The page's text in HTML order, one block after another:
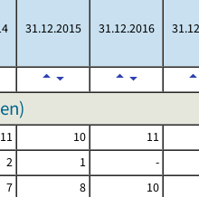
31.12.2015 31.12.2016
11 10 11
2 1 -
7 8 10